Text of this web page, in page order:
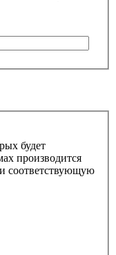
будет
производится
соответствующую